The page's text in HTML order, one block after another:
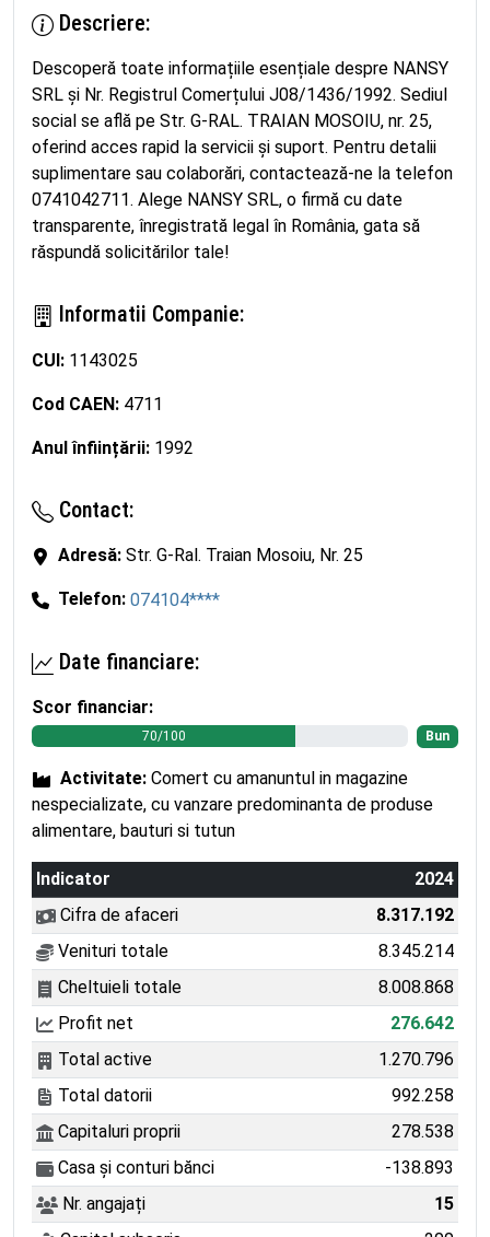
Descriere:
Descoperă toate informațiile esențiale despre NANSY
SRL și Nr. Registrul Comerțului J08/1436/1992. Sediul
social se află pe Str. G-RAL. TRAIAN MOSOIU, nr. 25,
oferind acces rapid la servicii și suport. Pentru detalii
suplimentare sau colaborări, contactează-ne la telefon
0741042711. Alege NANSY SRL, o firmă cu date
transparente, înregistrată legal în România, gata să
răspundă solicitărilor tale!
Informatii Companie:
CUI: 1143025
Cod CAEN: 4711
Anul înființării: 1992
Contact:
Adresă: Str. G-Ral. Traian Mosoiu, Nr. 25
Telefon: 074104****
Date financiare:
Scor financiar:
70/100 Bun
Activitate: Comert cu amanuntul in magazine
nespecializate, cu vanzare predominanta de produse
alimentare, bauturi si tutun
Indicator
2024
Cifra de afaceri
8.317.192
Venituri totale
8.345.214
Cheltuieli totale
8.008.868
Profit net
276.642
Total active
1.270.796
Total datorii
992.258
Capitaluri proprii
278.538
Casa și conturi bănci
-138.893
Nr. angajați
15